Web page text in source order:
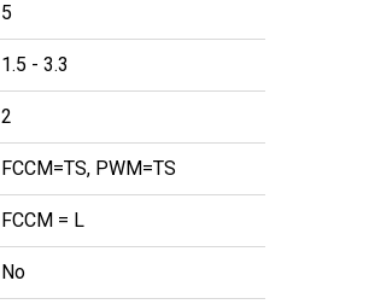
5
1.5 - 3.3
2
FCCM=TS, PWM=TS
FCCM = L
No